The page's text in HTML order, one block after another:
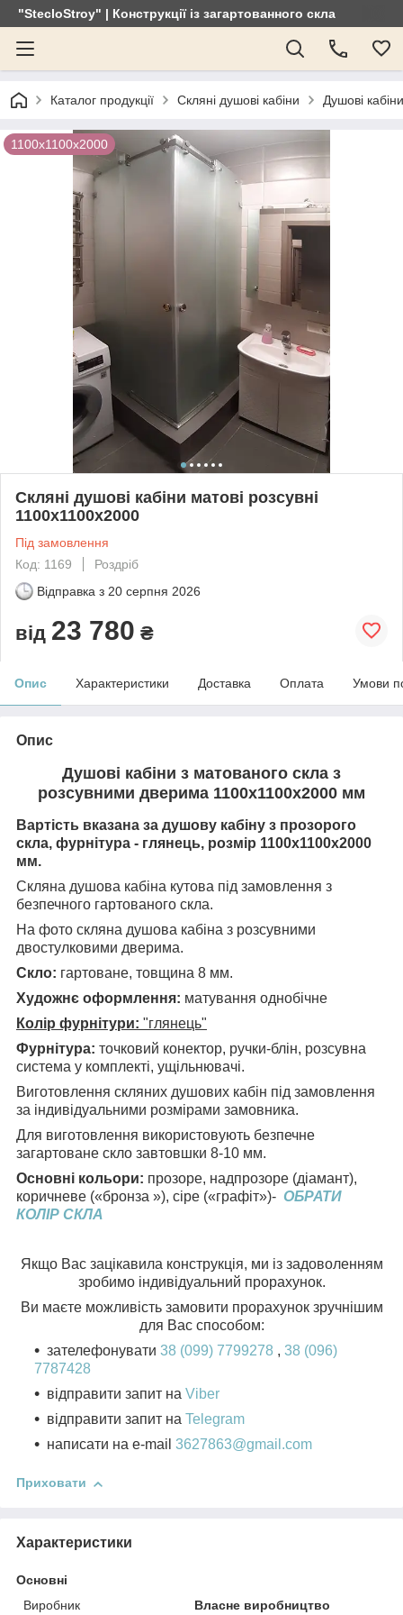
"StecloStroy" | Конструкції із загартованного скла
Каталог продукції Скляні душові кабіни Душові
1100х1100х2000
Скляні душові кабіни матові розсувні
1100х1100х2000
Під замовлення
Код: 1169
Роздріб
Відправка з 20 серпня 2026
від 23 780 ₴
Опис Характеристики Доставка Оплата Умови
Опис
Душові кабіни з матованого скла з
розсувними дверима 1100х1100х2000 мм
Вартість вказана за душову кабіну з прозорого
скла, фурнітура - глянець, розмір 1100х1100х2000
мм.
Скляна душова кабіна кутова під замовлення з
безпечного гартованого скла.
На фото скляна душова кабіна з розсувними
двостулковими дверима.
Скло: гартоване, товщина 8 мм.
Художнє оформлення: матування однобічне
Колір фурнітури: "глянець"
Фурнітура: точковий конектор, ручки-блін, розсувна
система у комплекті, ущільнювачі.
Виготовлення скляних душових кабін під замовлення
за індивідуальними розмірами замовника.
Для виготовлення використовують безпечне
загартоване скло завтовшки 8-10 мм.
Основні кольори: прозоре, надпрозоре (діамант),
коричневе («бронза »), сіре («графіт»)- ОБРАТИ
КОЛІР СКЛА
Якщо Вас зацікавила конструкція, ми із задоволенням
зробимо індивідуальний прорахунок.
Ви маєте можливість замовити прорахунок зручнішим
для Вас способом:
зателефонувати 38 (099) 7799278 , 38 (096)
7787428
відправити запит на Viber
відправити запит на Telegram
написати на e-mail 3627863@gmail.com
Приховати
Характеристики
Основні
Виробник
Власне виробництво